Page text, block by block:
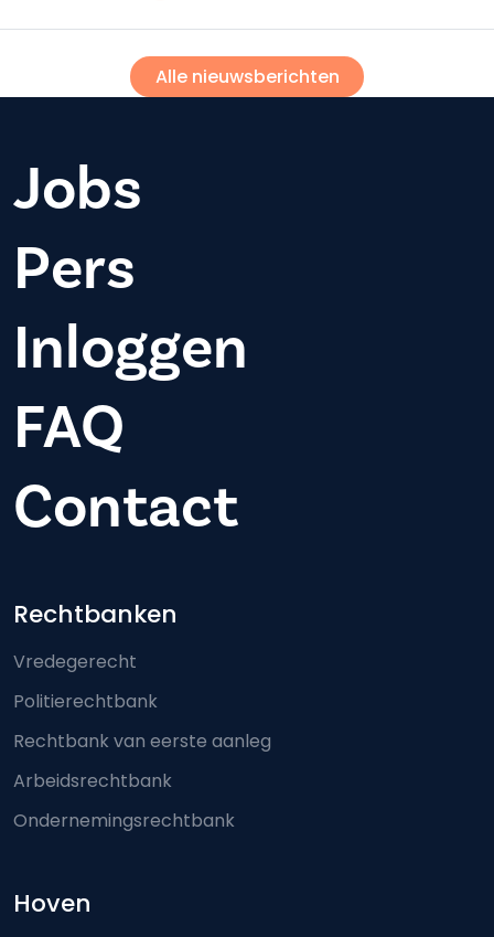
Alle nieuwsberichten
Jobs
Pers
Inloggen
FAQ
Contact
Footer-menu
Rechtbanken
Vredegerecht
Politierechtbank
Rechtbank van eerste aanleg
Arbeidsrechtbank
Ondernemingsrechtbank
Hoven